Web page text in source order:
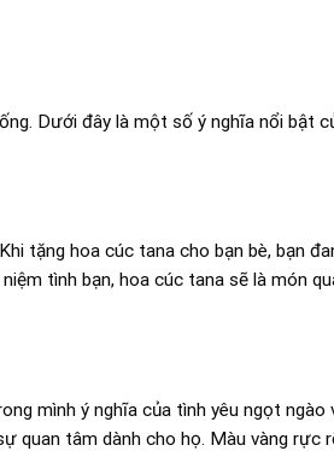
Dưới đây là một số ý nghĩa nổi bật
tặng hoa cúc tana cho bạn bè, bạn
tình bạn, hoa cúc tana sẽ là món
mình ý nghĩa của tình yêu ngọt ngào
quan tâm dành cho họ. Màu vàng rực